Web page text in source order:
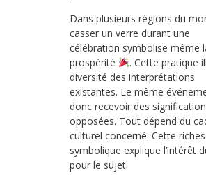
Dans plusieurs régions du
casser un verre durant une
célébration symbolise même
prospérité
. Cette pratique
diversité des interprétations
existantes. Le même
donc recevoir des
opposées. Tout dépend du
culturel concerné. Cette
symbolique explique l’intérêt
pour le sujet.